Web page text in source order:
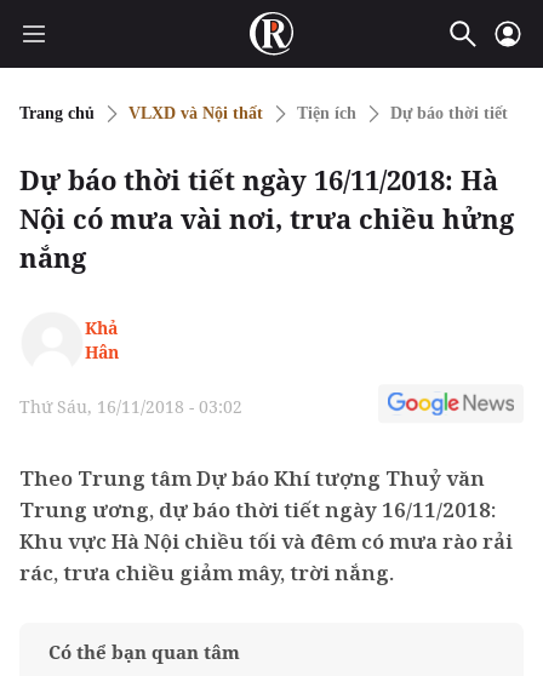
Trang chủ VLXD và Nội thất Tiện ích Dự báo thời tiết
Dự báo thời tiết ngày 16/11/2018: Hà
Nội có mưa vài nơi, trưa chiều hửng
nắng
Khả
Hân
Thứ Sáu, 16/11/2018 - 03:02
Theo Trung tâm Dự báo Khí tượng Thuỷ văn
Trung ương, dự báo thời tiết ngày 16/11/2018:
Khu vực Hà Nội chiều tối và đêm có mưa rào rải
rác, trưa chiều giảm mây, trời nắng.
Có thể bạn quan tâm